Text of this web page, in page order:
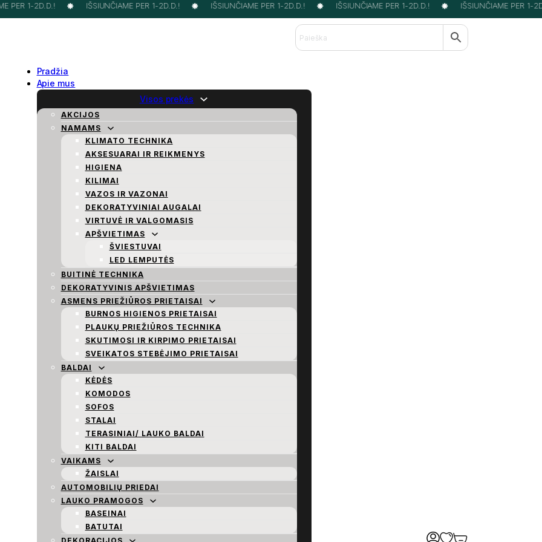
PER 1-2D.D.! IŠSIUNČIAME PER 1-2D.D.! IŠSIUNČIAME PER 1-2D.D.! IŠSIUNČIAME PER 1-2D.D.! IŠSIUNČIAME PER 1-
Pradžia
Apie mus
Visos prekės
AKCIJOS
NAMAMS
KLIMATO TECHNIKA
AKSESUARAI IR REIKMENYS
HIGIENA
KILIMAI
VAZOS IR VAZONAI
DEKORATYVINIAI AUGALAI
VIRTUVĖ IR VALGOMASIS
APŠVIETIMAS
ŠVIESTUVAI
LED LEMPUTĖS
BUITINĖ TECHNIKA
DEKORATYVINIS APŠVIETIMAS
ASMENS PRIEŽIŪROS PRIETAISAI
BURNOS HIGIENOS PRIETAISAI
PLAUKŲ PRIEŽIŪROS TECHNIKA
SKUTIMOSI IR KIRPIMO PRIETAISAI
SVEIKATOS STEBĖJIMO PRIETAISAI
BALDAI
KĖDĖS
KOMODOS
SOFOS
STALAI
TERASINIAI/ LAUKO BALDAI
KITI BALDAI
VAIKAMS
ŽAISLAI
AUTOMOBILIŲ PRIEDAI
LAUKO PRAMOGOS
BASEINAI
BATUTAI